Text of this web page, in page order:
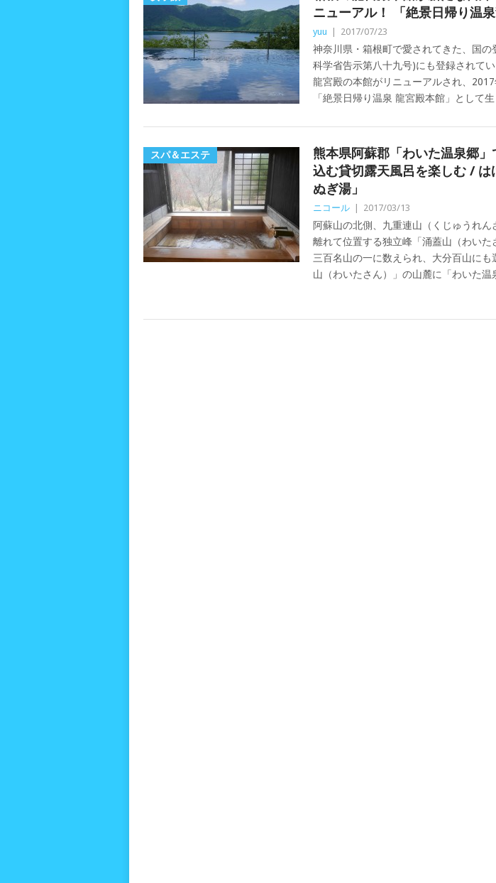
ニューアル！ 「絶景日帰り温泉
yuu 2017/07/23
神奈川県・箱根町で愛されてきた、国の
科学省告示第八十九号)にも登録されて
龍宮殿の本館がリニューアルされ、
「絶景日帰り温泉 龍宮殿本館」として
スパ＆エステ
熊本県阿蘇郡「わいた温泉郷
込む貸切露天風呂を楽しむ / は
ぬぎ湯」
ニコール 2017/03/13
阿蘇山の北側、九重連山（くじゅうれん
離れて位置する独立峰「涌蓋山（わいた
三百名山の一に数えられ、大分百山にも
山（わいたさん）」の山麓に「わいた温